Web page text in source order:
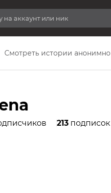
Смотреть истории анонимно
213 подписок